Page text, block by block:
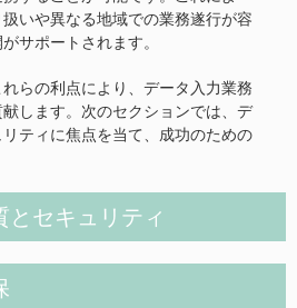
いや異なる地域での業務遂行が容
サポートされます。
らの利点により、データ入力業務
します。次のセクションでは、デ
ティに焦点を当て、成功のための
とセキュリティ